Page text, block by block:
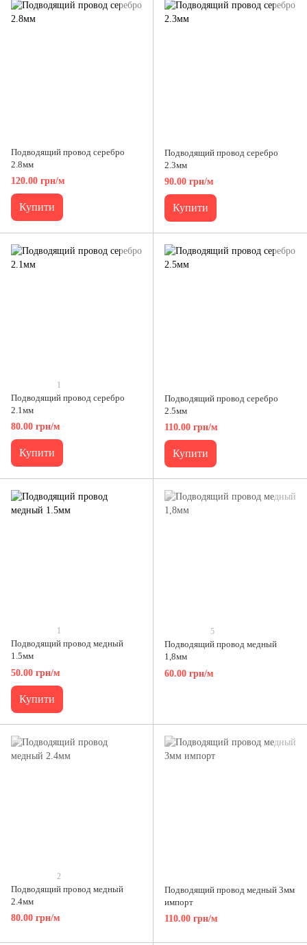
Подводящий провод серебро
2.8мм
120.00 грн/м
Купити
Подводящий провод серебро
2.3мм
90.00 грн/м
Купити
1
Подводящий провод серебро
2.1мм
80.00 грн/м
Купити
Подводящий провод серебро
2.5мм
110.00 грн/м
Купити
1
Подводящий провод медный
1.5мм
50.00 грн/м
Купити
5
Подводящий провод медный
1,8мм
60.00 грн/м
2
Подводящий провод медный
2.4мм
80.00 грн/м
Подводящий провод медный 3мм
импорт
110.00 грн/м